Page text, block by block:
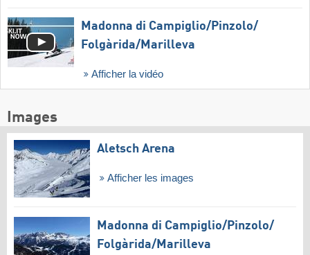
Madonna di Campiglio/​Pinzolo/​
Folgàrida/​Marilleva
Afficher la vidéo
Images
Aletsch Arena
Afficher les images
Madonna di Campiglio/​Pinzolo/​
Folgàrida/​Marilleva